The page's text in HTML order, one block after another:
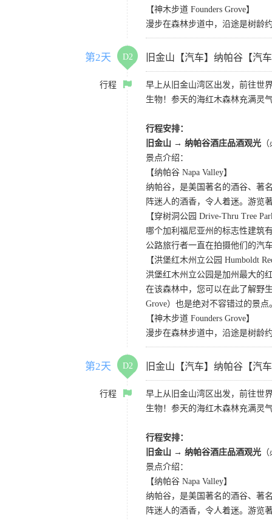
【神木步道 Founders Grove】
漫步在森林步道中，沿途是树龄
第2天 D2 旧金山【汽车】纳帕谷【汽
行程
早上从旧金山湾区出发，前往世
生物！参天的海红木森林充满灵
行程安排：
旧金山 → 纳帕谷酒庄品酒观光
景点介绍：
【纳帕谷 Napa Valley】
纳帕谷，是美国著名的酒谷、著
阵迷人的酒香，令人着迷。游览
【穿树洞公园 Drive-Thru Tree
哪个加利福尼亚州的标志性建筑
公路旅行者一直在拍摄他们的汽
【洪堡红木州立公园 Humboldt
洪堡红木州立公园是加州最大的
在该森林中，您可以在此了解野
Grove）也是绝对不容错过的景点
【神木步道 Founders Grove】
漫步在森林步道中，沿途是树龄
第2天 D2 旧金山【汽车】纳帕谷【汽
行程
早上从旧金山湾区出发，前往世
生物！参天的海红木森林充满灵
行程安排：
旧金山 → 纳帕谷酒庄品酒观光
景点介绍：
【纳帕谷 Napa Valley】
纳帕谷，是美国著名的酒谷、著
阵迷人的酒香，令人着迷。游览